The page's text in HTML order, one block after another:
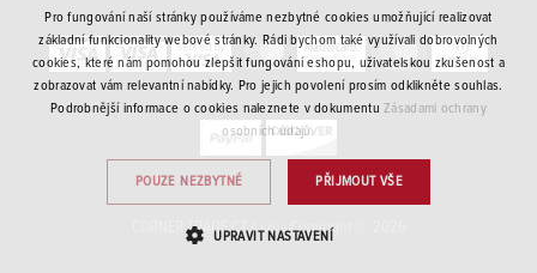
CORNER TRADE CZ s.r.o. · Copyright © 2026
Pro fungování naší stránky používáme nezbytné cookies umožňující realizovat
základní funkcionality webové stránky. Rádi bychom také využívali dobrovolných
cookies, které nám pomohou zlepšit fungování eshopu, uživatelskou zkušenost a
zobrazovat vám relevantní nabídky. Pro jejich povolení prosím odklikněte souhlas.
Podrobnější informace o cookies naleznete v dokumentuZásadami ochrany
osobních údajů.
PŘIJMOUT VŠE
POUZE NEZBYTNÉ
UPRAVIT NASTAVENÍ